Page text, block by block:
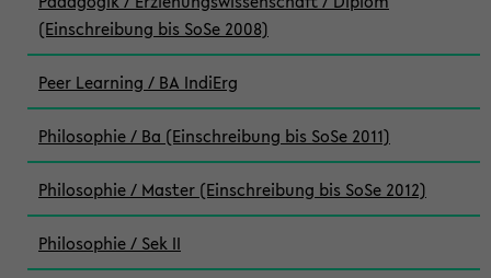
(Einschreibung bis SoSe 2008)
Peer Learning / BA IndiErg
Philosophie / Ba (Einschreibung bis SoSe 2011)
Philosophie / Master (Einschreibung bis SoSe 2012)
Philosophie / Sek II